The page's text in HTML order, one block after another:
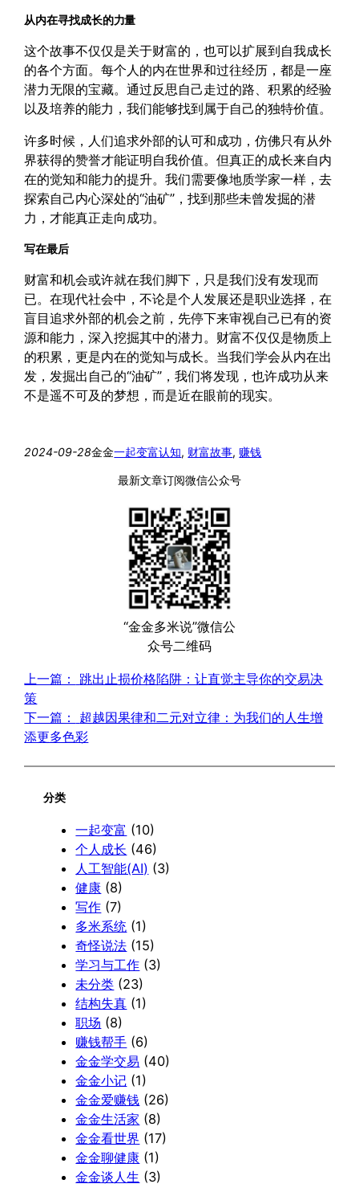
从内在寻找成长的力量
这个故事不仅仅是关于财富的，也可以扩展到自我成长
的各个方面。每个人的内在世界和过往经历，都是一座
潜力无限的宝藏。通过反思自己走过的路、积累的经验
以及培养的能力，我们能够找到属于自己的独特价值。
许多时候，人们追求外部的认可和成功，仿佛只有从外
界获得的赞誉才能证明自我价值。但真正的成长来自内
在的觉知和能力的提升。我们需要像地质学家一样，去
探索自己内心深处的“油矿”，找到那些未曾发掘的潜
力，才能真正走向成功。
写在最后
财富和机会或许就在我们脚下，只是我们没有发现而
已。在现代社会中，不论是个人发展还是职业选择，在
盲目追求外部的机会之前，先停下来审视自己已有的资
源和能力，深入挖掘其中的潜力。财富不仅仅是物质上
的积累，更是内在的觉知与成长。当我们学会从内在出
发，发掘出自己的“油矿”，我们将发现，也许成功从来
不是遥不可及的梦想，而是近在眼前的现实。
2024-09-28金金一起变富认知, 财富故事, 赚钱
最新文章订阅微信公众号
“金金多米说”微信公
众号二维码
上一篇：
跳出止损价格陷阱：让直觉主导你的交易决
策
下一篇：
超越因果律和二元对立律：为我们的人生增
添更多色彩
分类
一起变富 (10)
个人成长 (46)
人工智能(AI) (3)
健康 (8)
写作 (7)
多米系统 (1)
奇怪说法 (15)
学习与工作 (3)
未分类 (23)
结构失真 (1)
职场 (8)
赚钱帮手 (6)
金金学交易 (40)
金金小记 (1)
金金爱赚钱 (26)
金金生活家 (8)
金金看世界 (17)
金金聊健康 (1)
金金谈人生 (3)